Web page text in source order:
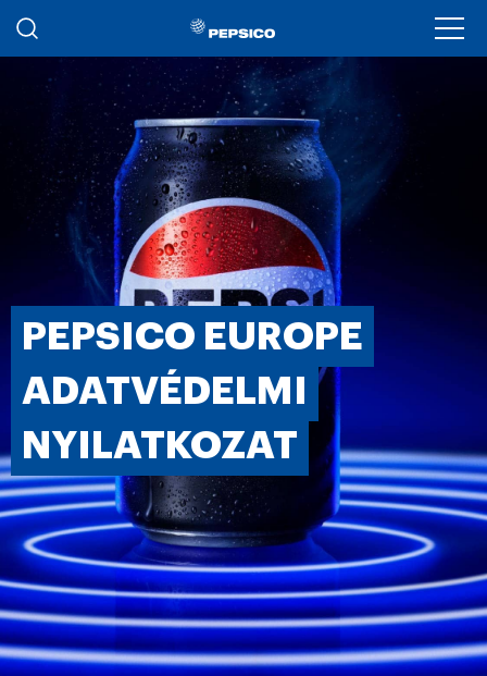
Ugrás a tartalomra
PEPSICO EUROPE
ADATVÉDELMI
NYILATKOZAT